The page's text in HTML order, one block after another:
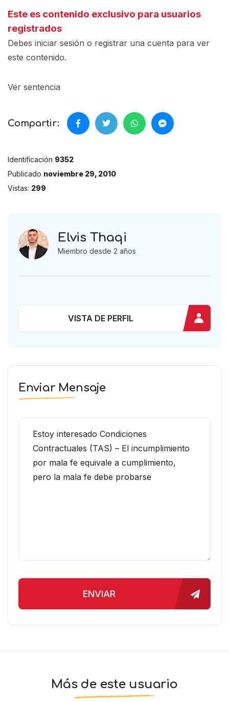
Este es contenido exclusivo para usuarios
registrados
Debes iniciar sesión o registrar una cuenta para ver
este contenido.
Ver sentencia
Compartir:
Identificación 9352
Publicado noviembre 29, 2010
Vistas: 299
Elvis Thaqi
Miembro desde 2 años
VISTA DE PERFIL
Enviar Mensaje
ENVIAR
Más de este usuario